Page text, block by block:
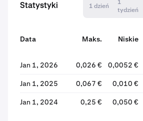
Statystyki 1 dzień
1
tydzień
Data Maks. Niskie
Jan 1, 2026 0,026 € 0,0052 €
Jan 1, 2025 0,067 € 0,010 €
Jan 1, 2024 0,25 € 0,050 €